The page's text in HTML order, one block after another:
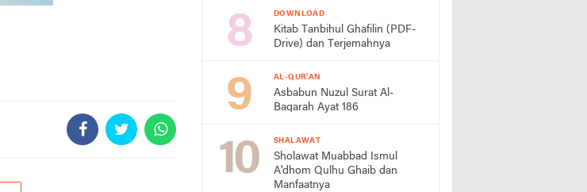
DOWNLOAD
Kitab Tanbihul Ghafilin (PDF-
Drive) dan Terjemahnya
AL-QUR'AN
Asbabun Nuzul Surat Al-
Baqarah Ayat 186
SHALAWAT
Sholawat Muabbad Ismul
A'dhom Qulhu Ghaib dan
Manfaatnya